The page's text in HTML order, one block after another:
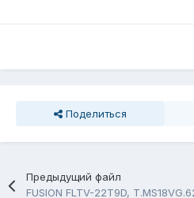
Поделиться
Предыдущий файл
FUSION FLTV-22T9D,